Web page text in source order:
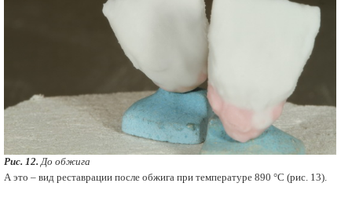
Рис. 12. До обжига
А это – вид реставрации после обжига при температуре 890 °С (рис. 13).